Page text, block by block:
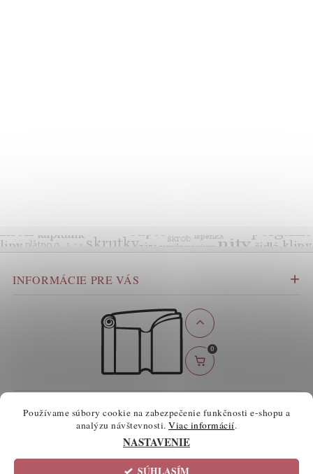
INFORMÁCIE PRE VÁS
0
BEZPEČNÉ ONLINE PLATBY
atelierknihy.sk, všetky práva vyhradené
Používame súbory cookie na zabezpečenie funkčnosti e-shopu a
analýzu návštevnosti. Viac informácií.
NASTAVENIE
SÚHLASÍM